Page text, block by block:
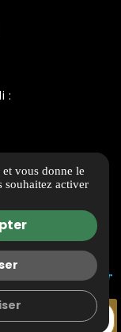
:
vous donne le
souhaitez activer